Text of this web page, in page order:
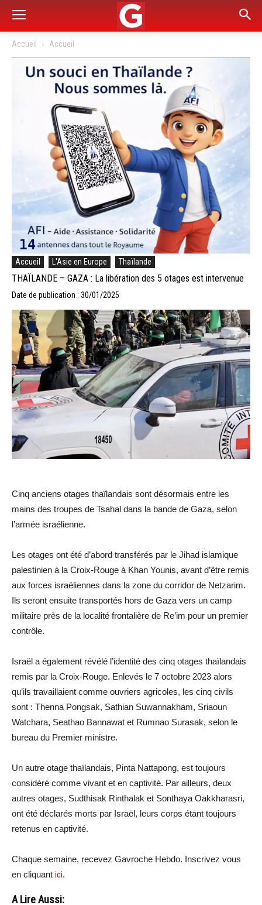
Accueil Accueil
Accueil L'Asie en Europe Thaïlande
THAÏLANDE – GAZA : La libération des 5 otages est intervenue
Date de publication : 30/01/2025
Cinq anciens otages thaïlandais sont désormais entre les
mains des troupes de Tsahal dans la bande de Gaza, selon
l’armée israélienne.
Les otages ont été d’abord transférés par le Jihad islamique
palestinien à la Croix-Rouge à Khan Younis, avant d’être remis
aux forces israéliennes dans la zone du corridor de Netzarim.
Ils seront ensuite transportés hors de Gaza vers un camp
militaire près de la localité frontalière de Re’im pour un premier
contrôle.
Israël a également révélé l’identité des cinq otages thaïlandais
remis par la Croix-Rouge. Enlevés le 7 octobre 2023 alors
qu’ils travaillaient comme ouvriers agricoles, les cinq civils
sont : Thenna Pongsak, Sathian Suwannakham, Sriaoun
Watchara, Seathao Bannawat et Rumnao Surasak, selon le
bureau du Premier ministre.
Un autre otage thaïlandais, Pinta Nattapong, est toujours
considéré comme vivant et en captivité. Par ailleurs, deux
autres otages, Sudthisak Rinthalak et Sonthaya Oakkharasri,
ont été déclarés morts par Israël, leurs corps étant toujours
retenus en captivité.
Chaque semaine, recevez Gavroche Hebdo. Inscrivez vous
en cliquant ici.
A Lire Aussi: